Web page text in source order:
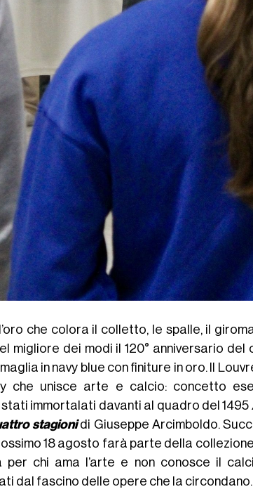
che colora il colletto, le spalle, il
migliore dei modi il 120° anniversario del
in navy blue con finiture in oro. Il
che unisce arte e calcio: concetto
immortalati davanti al quadro del 1495
stagioni di Giuseppe Arcimboldo.
18 agosto farà parte della
chi ama l’arte e non conosce il
dal fascino delle opere che la circondano.